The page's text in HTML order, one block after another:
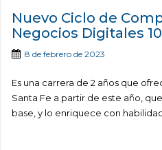
Nuevo Ciclo de
Negocios Digitales
8 de febrero de 2023
Es una carrera de 2 años que
Santa Fe a partir de este año,
base, y lo enriquece con